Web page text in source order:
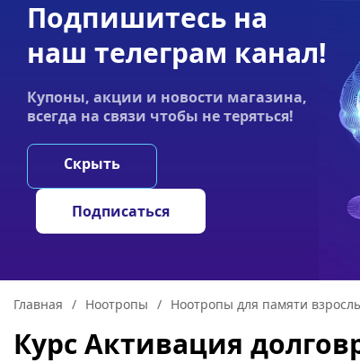
Акции Оплата Статьи
График
Пн-пт
НООТРОПЫ
Главная / Ноотропы / Ноотропы для памяти
Курс Активация
Подпишитесь на
наш телеграм канал!
Купоны, акции и новости магазина,
всегда на связи чтобы не теряться!
Скрыть
Подписаться